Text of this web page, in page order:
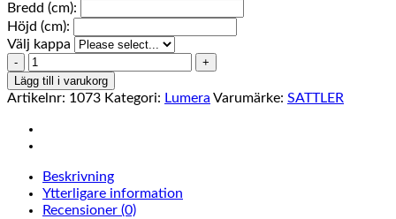
Bredd (cm):
Höjd (cm):
Välj kappa
338712
mängd
Lägg till i varukorg
Artikelnr: 1073 Kategori: Lumera Varumärke: SATTLER
Beskrivning
Ytterligare information
Recensioner (0)